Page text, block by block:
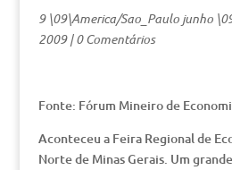
9 \09\America/Sao_Paulo junho
2009|0 Comentários
Fonte: Fórum Mineiro de
Aconteceu a Feira Regional de
Norte de Minas Gerais. Um